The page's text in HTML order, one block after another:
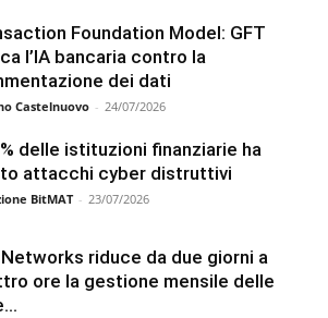
Foundation Model: GFT
l’IA bancaria contro la
dei dati
Castelnuovo - 24/07/2026
delle istituzioni finanziarie ha
attacchi cyber distruttivi
BitMAT - 23/07/2026
Networks riduce da due giorni a
ore la gestione mensile delle